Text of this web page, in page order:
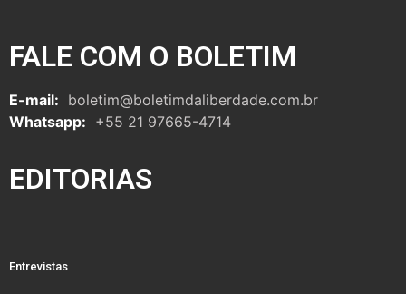
FALE COM O BOLETIM
E-mail: boletim@boletimdaliberdade.com.br
Whatsapp: +55 21 97665-4714
EDITORIAS
Entrevistas